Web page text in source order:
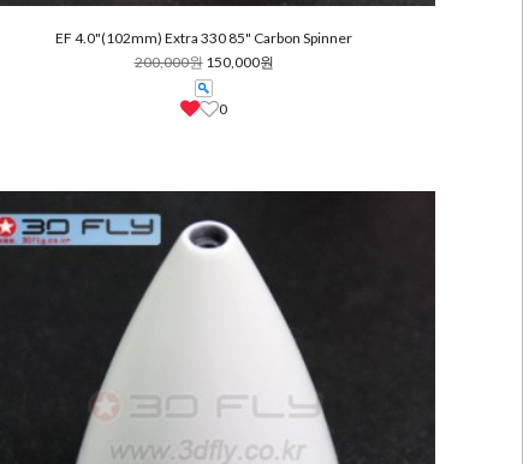
EF 4.0"(102mm) Extra 330 85" Carbon Spinner
200,000원 150,000원
0